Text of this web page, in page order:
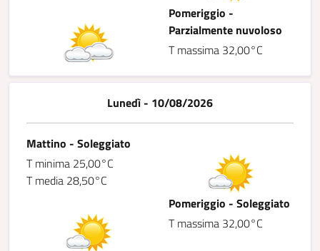
Pomeriggio -
Parzialmente nuvoloso
T massima 32,00°C
Lunedì - 10/08/2026
Mattino - Soleggiato
T minima 25,00°C
T media 28,50°C
Pomeriggio - Soleggiato
T massima 32,00°C